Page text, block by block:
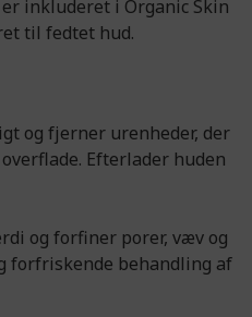
inkluderet i Organic Skin
til fedtet hud.
og fjerner urenheder, der
Efterlader huden
og forfiner porer, væv og
forfriskende behandling af